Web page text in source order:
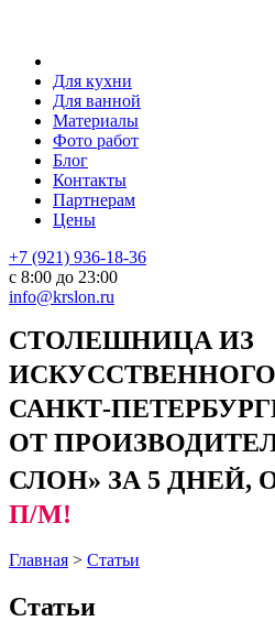
Для кухни
Для ванной
Материалы
Фото работ
Блог
Контакты
Партнерам
Цены
+7 (921) 936-18-36
с 8:00 до 23:00
info@krslon.ru
СТОЛЕШНИЦА ИЗ
САНКТ-
ОТ
СЛОН» ЗА 5 ДНЕЙ,
П/М!
Главная > Статьи
Статьи